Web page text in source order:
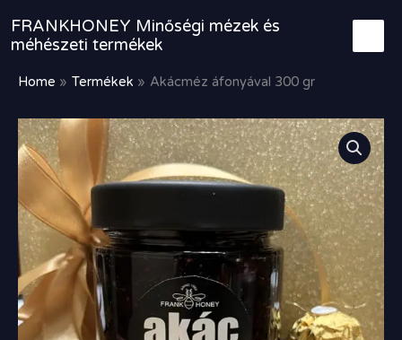
content
FRANKHONEY Minőségi mézek és
méhészeti termékek
Home Termékek Akácméz áfonyával 300 gr
Akácméz
áfonyával
300
mennyiség